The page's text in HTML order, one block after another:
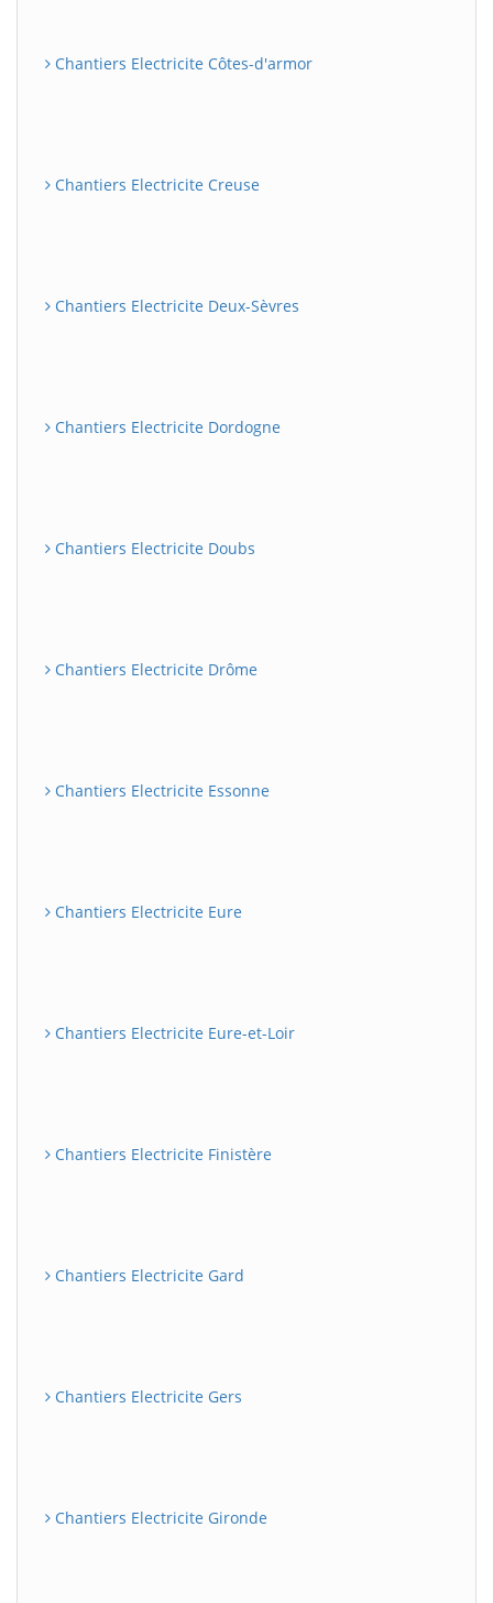
Chantiers Electricite Côtes-d'armor
Chantiers Electricite Creuse
Chantiers Electricite Deux-Sèvres
Chantiers Electricite Dordogne
Chantiers Electricite Doubs
Chantiers Electricite Drôme
Chantiers Electricite Essonne
Chantiers Electricite Eure
Chantiers Electricite Eure-et-Loir
Chantiers Electricite Finistère
Chantiers Electricite Gard
Chantiers Electricite Gers
Chantiers Electricite Gironde